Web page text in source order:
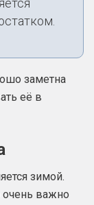
заметна
её в
зимой.
очень важно